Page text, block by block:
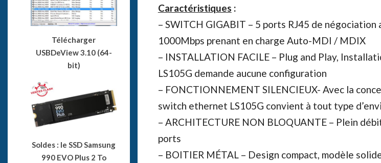
Caractéristiques :
– SWITCH GIGABIT – 5 ports RJ45 de
1000Mbps prenant en charge Auto-MDI / MDIX
– INSTALLATION FACILE – Plug and Play,
LS105G demande aucune configuration
– FONCTIONNEMENT SILENCIEUX- Avec la
switch ethernet LS105G convient à tout type
– ARCHITECTURE NON BLOQUANTE – Plein
ports
– BOITIER MÉTAL – Design compact, modèle
Télécharger
USBDeView 3.10 (64-
bit)
Soldes : le SSD Samsung
990 EVO Plus 2 To